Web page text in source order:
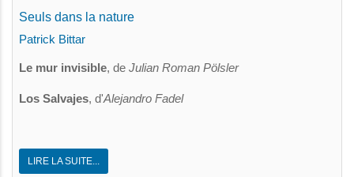
Seuls dans la nature
Patrick Bittar
Le mur invisible, de Julian Roman Pölsler
Los Salvajes, d'Alejandro Fadel
LIRE LA SUITE...